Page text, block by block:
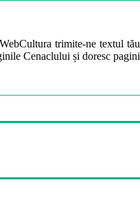
trimite-ne textul
Cenaclului și doresc